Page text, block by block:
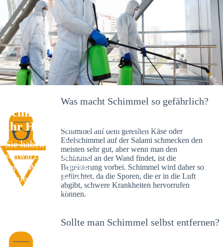
Schimmelexperte in Lengerich –
Ihr Helfer an Ort und Stelle
Sie haben kürzlich
schwarze Flecken an
Ihrer Wand entdeckt?
Schlechte Nachrichten:
Sie haben einen
Was macht Schimmel so gefährlich?
Schimmel auf dem gereiften Käse oder
Edelschimmel auf der Salami schmecken den
meisten sehr gut, aber wenn man den
Schimmel an der Wand findet, ist die
Begeisterung vorbei. Schimmel wird daher so
gefürchtet, da die Sporen, die er in die Luft
abgibt, schwere Krankheiten hervorrufen
können.
Sollte man Schimmel selbst entfernen?